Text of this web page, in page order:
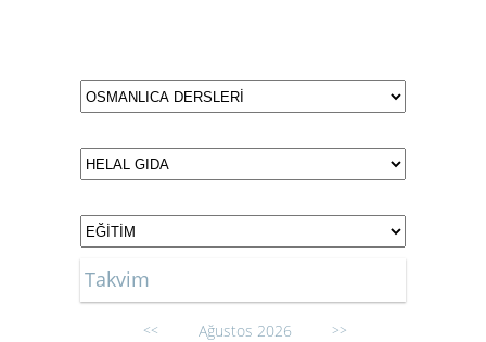
Takvim
<< Ağustos 2026 >>